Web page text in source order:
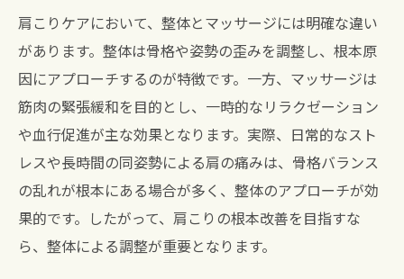
肩こりケアにおいて、整体とマッサージには明確な違い
があります。整体は骨格や姿勢の歪みを調整し、根本原
因にアプローチするのが特徴です。一方、マッサージは
筋肉の緊張緩和を目的とし、一時的なリラクゼーション
や血行促進が主な効果となります。実際、日常的なスト
レスや長時間の同姿勢による肩の痛みは、骨格バランス
の乱れが根本にある場合が多く、整体のアプローチが効
果的です。したがって、肩こりの根本改善を目指すな
ら、整体による調整が重要となります。